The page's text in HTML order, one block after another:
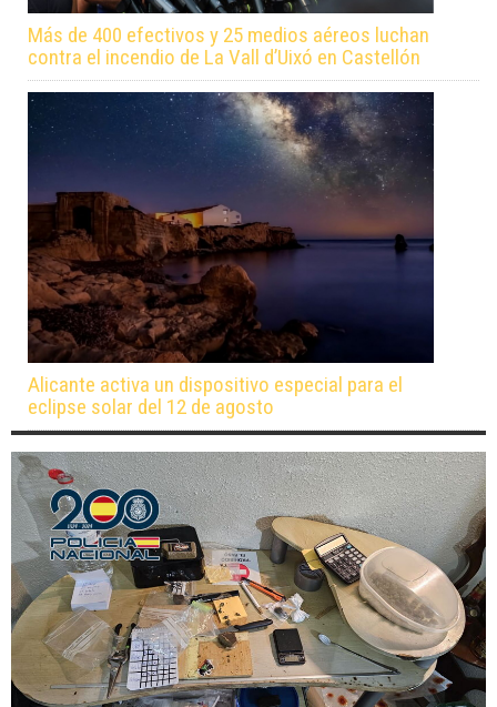
Más de 400 efectivos y 25 medios aéreos luchan
contra el incendio de La Vall d’Uixó en Castellón
Alicante activa un dispositivo especial para el
eclipse solar del 12 de agosto